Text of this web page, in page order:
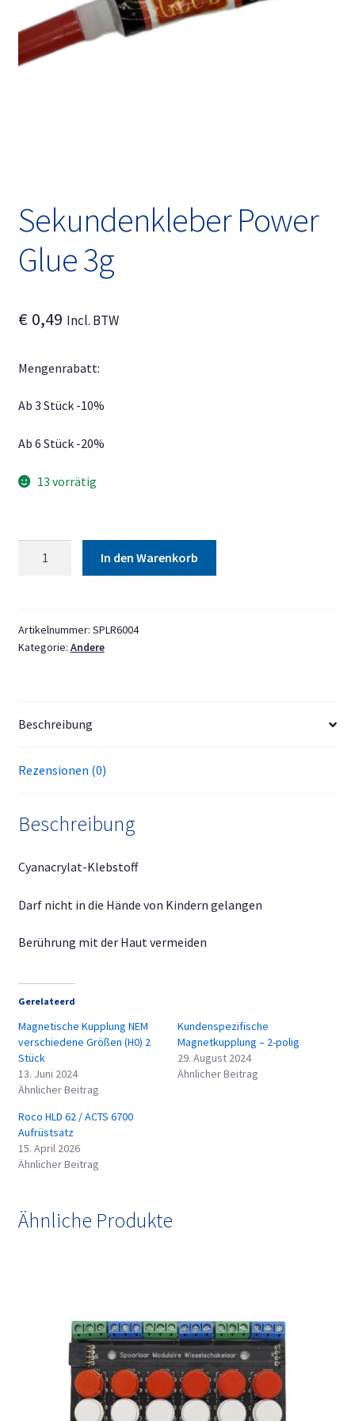
Deutsch
Sekundenkleber Power
Glue 3g
€0,49 Incl. BTW
Mengenrabatt:
Ab 3 Stück -10%
Ab 6 Stück -20%
13 vorrätig
Menge
In den Warenkorb
Artikelnummer: SPLR6004
Kategorie: Andere
Beschreibung
Rezensionen (0)
Beschreibung
Cyanacrylat-Klebstoff
Darf nicht in die Hände von Kindern gelangen
Berührung mit der Haut vermeiden
Gerelateerd
Magnetische Kupplung NEM
verschiedene Größen (H0) 2
Stück
13. Juni 2024
Ähnlicher Beitrag
Kundenspezifische
Magnetkupplung – 2-polig
29. August 2024
Ähnlicher Beitrag
Roco HLD 62 / ACTS 6700
Aufrüstsatz
15. April 2026
Ähnlicher Beitrag
Ähnliche Produkte